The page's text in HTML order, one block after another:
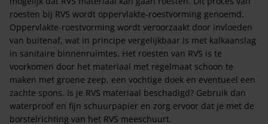
roesten bij RVS wordt oppervlakte-roestvorming genoemd.
Oppervlakte-roestvorming wordt veroorzaakt door invloeden
van buitenaf, wat in principe vergelijkbaar is met kalkaanslag
in sanitaire binnenruimtes. Het roesten van RVS is te
voorkomen door het materiaal met regelmaat schoon te
maken met groene zeep, een vochtige doek en eventueel een
zachte spons. Is je RVS materiaal beschadigd? Gebruik dan
waterproof en fijn schuurpapier en zorg ervoor dat je met de
borstelrichting van het RVS meeschuurt.